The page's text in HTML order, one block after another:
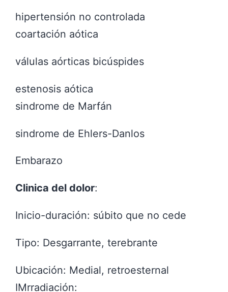
hipertensión no controlada
coartación aótica
válulas aórticas bicúspides
estenosis aótica
sindrome de Marfán
sindrome de Ehlers-Danlos
Embarazo
Clinica del dolor:
Inicio-duración: súbito que no cede
Tipo: Desgarrante, terebrante
Ubicación: Medial, retroesternal
IMrradiación: